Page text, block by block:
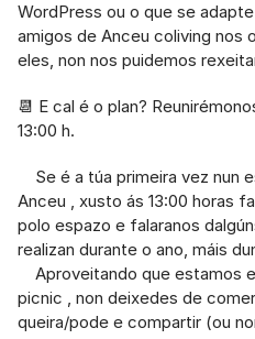
WordPress ou o que se
amigos de Anceu coliving nos
eles, non nos puidemos
📆 E cal é o plan?
13:00 h.
Anceu , xusto ás 13:00 horas
polo espazo e falaranos
realizan durante o ano, máis
picnic , non deixedes de
queira/pode e compartir (ou